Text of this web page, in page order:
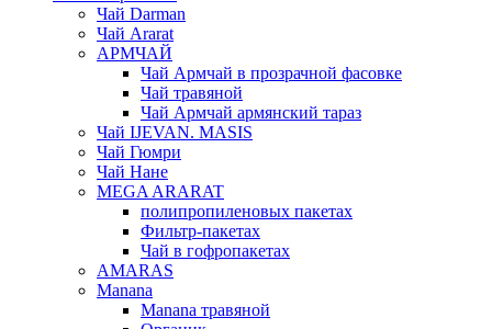
Чай Darman
Чай Ararat
АРМЧАЙ
Чай Армчай в прозрачной фасовке
Чай травяной
Чай Армчай армянский тараз
Чай IJEVAN. MASIS
Чай Гюмри
Чай Нане
MEGA ARARAT
полипропиленовых пакетах
Фильтр-пакетах
Чай в гофропакетах
AMARAS
Manana
Manana травяной